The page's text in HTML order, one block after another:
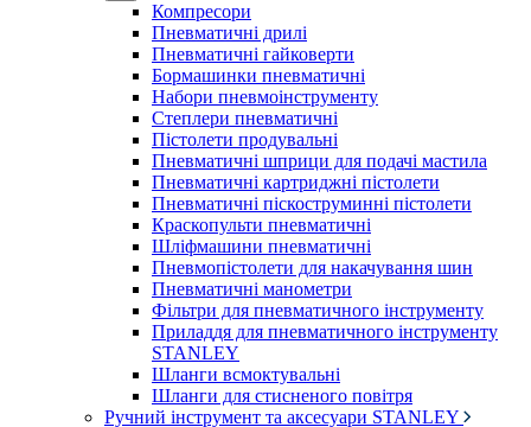
Компресори
Пневматичні дрилі
Пневматичні гайковерти
Бормашинки пневматичні
Набори пневмоінструменту
Степлери пневматичні
Пістолети продувальні
Пневматичні шприци для подачі мастила
Пневматичні картриджні пістолети
Пневматичні піскоструминні пістолети
Краскопульти пневматичні
Шліфмашини пневматичні
Пневмопістолети для накачування шин
Пневматичні манометри
Фільтри для пневматичного інструменту
Приладдя для пневматичного інструменту
STANLEY
Шланги всмоктувальні
Шланги для стисненого повітря
Ручний інструмент та аксесуари STANLEY